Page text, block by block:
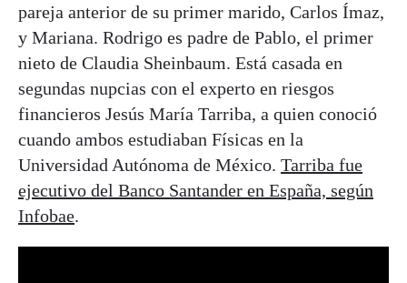
pareja anterior de su primer marido, Carlos Ímaz,
y Mariana. Rodrigo es padre de Pablo, el primer
nieto de Claudia Sheinbaum. Está casada en
segundas nupcias con el experto en riesgos
financieros Jesús María Tarriba, a quien conoció
cuando ambos estudiaban Físicas en la
Universidad Autónoma de México. Tarriba fue
ejecutivo del Banco Santander en España, según
Infobae.